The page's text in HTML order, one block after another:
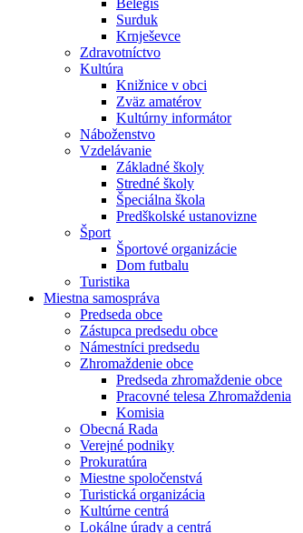
Surduk
Krnješevce
Zdravotníctvo
Kultúra
Knižnice v obci
Zväz amatérov
Kultúrny informátor
Náboženstvo
Vzdelávanie
Základné školy
Stredné školy
Špeciálna škola
Predškolské ustanovizne
Šport
Športové organizácie
Dom futbalu
Turistika
Miestna samospráva
Predseda obce
Zástupca predsedu obce
Námestníci predsedu
Zhromaždenie obce
Predseda zhromaždenie obce
Pracovné telesa Zhromaždenia
Komisia
Obecná Rada
Verejné podniky
Prokuratúra
Miestne spoločenstvá
Turistická organizácia
Kultúrne centrá
Lokálne úrady a centrá